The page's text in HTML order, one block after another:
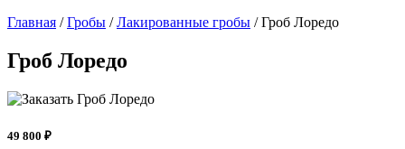
Главная /Гробы /Лакированные гробы /Гроб Лоредо
Гроб Лоредо
49 800 ₽